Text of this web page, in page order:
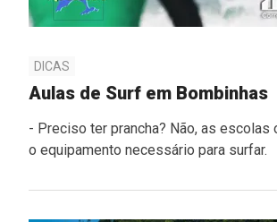
DICAS
Aulas de Surf em Bombinhas
- Preciso ter prancha? Não, as escolas
o equipamento necessário para surfar.